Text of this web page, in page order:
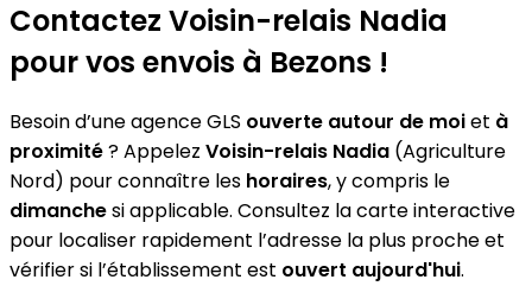
Contactez Voisin-relais Nadia
pour vos envois à Bezons !
Besoin d’une agence GLS ouverte autour de moiet à
proximité? Appelez Voisin-relais Nadia (Agriculture
Nord) pour connaître les horaires, y compris le
dimanchesi applicable. Consultez la carte interactive
pour localiser rapidement l’adresse la plus proche et
vérifier si l’établissement est ouvert aujourd'hui.